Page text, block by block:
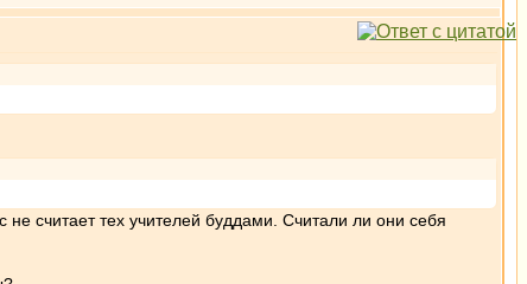
считает тех учителей буддами. Считали ли они себя